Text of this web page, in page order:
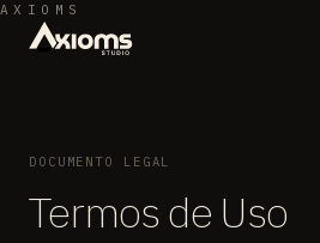
AXIOMS
DOCUMENTO LEGAL
Termos de Uso